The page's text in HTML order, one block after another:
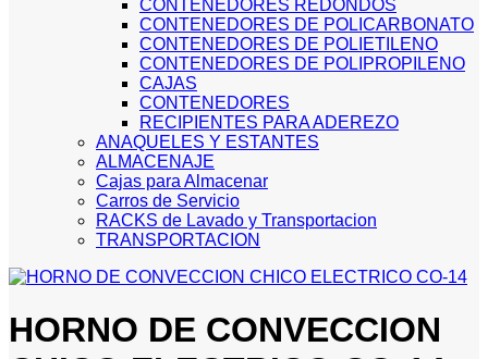
CONTENEDORES REDONDOS
CONTENEDORES DE POLICARBONATO
CONTENEDORES DE POLIETILENO
CONTENEDORES DE POLIPROPILENO
CAJAS
CONTENEDORES
RECIPIENTES PARA ADEREZO
ANAQUELES Y ESTANTES
ALMACENAJE
Cajas para Almacenar
Carros de Servicio
RACKS de Lavado y Transportacion
TRANSPORTACION
HORNO DE CONVECCION